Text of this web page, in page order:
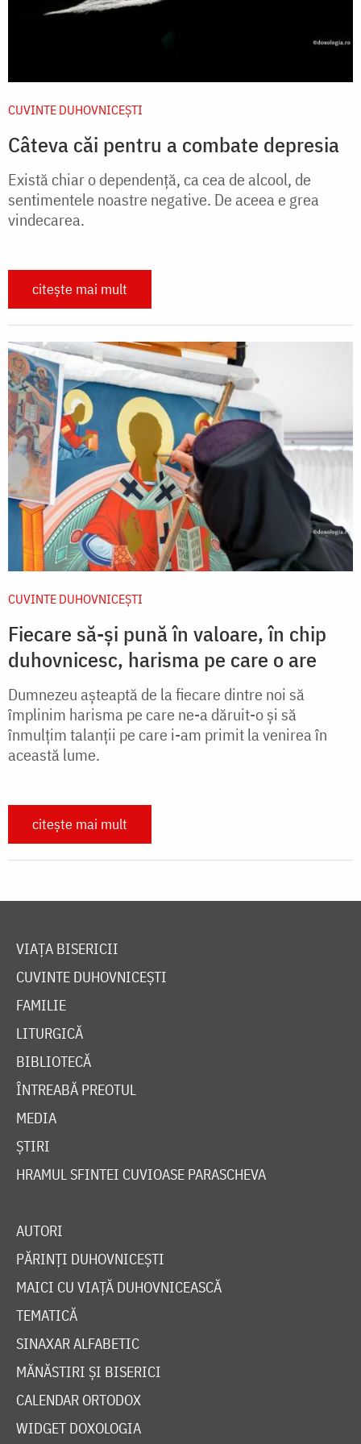
CUVINTE DUHOVNICEȘTI
Câteva căi pentru a combate depresia
Există chiar o dependență, ca cea de alcool, de
sentimentele noastre negative. De aceea e grea
vindecarea.
citește mai mult
CUVINTE DUHOVNICEȘTI
Fiecare să-și pună în valoare, în chip
duhovnicesc, harisma pe care o are
Dumnezeu așteaptă de la fiecare dintre noi să
împlinim harisma pe care ne-a dăruit-o și să
înmulțim talanții pe care i-am primit la venirea în
această lume.
citește mai mult
VIAȚA BISERICII
CUVINTE DUHOVNICEȘTI
FAMILIE
LITURGICĂ
BIBLIOTECĂ
ÎNTREABĂ PREOTUL
MEDIA
ȘTIRI
HRAMUL SFINTEI CUVIOASE PARASCHEVA
AUTORI
PĂRINȚI DUHOVNICEȘTI
MAICI CU VIAȚĂ DUHOVNICEASCĂ
TEMATICĂ
SINAXAR ALFABETIC
MĂNĂSTIRI ȘI BISERICI
CALENDAR ORTODOX
WIDGET DOXOLOGIA